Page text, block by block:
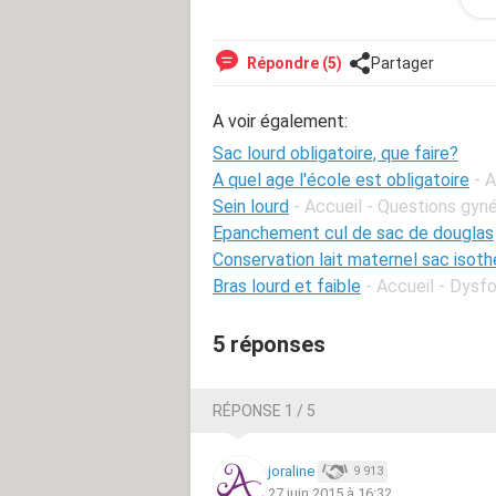
outil de travail , il n'en existe pas de
outils de câblage.
Quels conseils pourriez-vous me
travail sur mon dos ?
Répondre (5) Partager
A voir également:
Sac lourd obligatoire, que faire?
A quel age l'école est obligatoire -
Sein lourd - Accueil - Questions
Epanchement cul de sac de douglas
Conservation lait maternel sac
Bras lourd et faible - Accueil -
5 réponses
RÉPONSE 1 / 5
joraline 9 913